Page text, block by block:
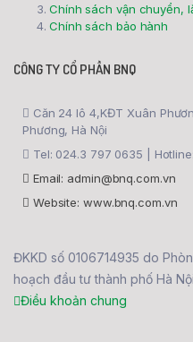
Chính sách vận chuyển,
Chính sách bảo hành
CÔNG TY CỔ PHẦN BNQ
Căn 24 lô 4,KĐT Xuân
Phương, Hà Nội
Tel: 024.3 797 0635 |
Email: admin@bnq.com.vn
Website: www.bnq.com.vn
ĐKKD số 0106714935 do
hoạch đầu tư thành phố Hà
Điều khoản chung